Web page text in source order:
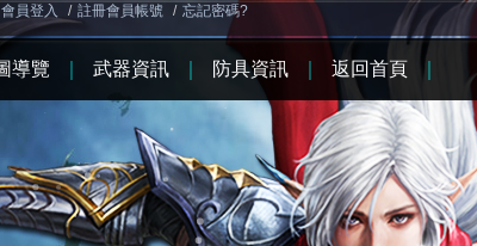
會員登入 / 註冊會員帳號 / 忘記密碼?